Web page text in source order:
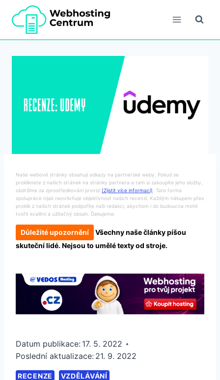
Přeskočit
obsah
Naše webové stránky obsahují odkazy na partnerské weby. Pokud se
prokliknete z našich stránek na stránky partnera a tam si zakoupíte jeho služby,
obdržíme za zprostředkování provizi (Zjistit více informací) . Tato forma
spolupráce nijak neovlivňuje objektivnost našich recenzí. Každým nákupem přes
proklik z našich stránek podpoříte naši redakci, abychom i do budoucna mohli
tvořit kvalitní a užitečný obsah. Ďekujeme.
Důležité upozornění
Všechny naše články píšou
skuteční lidé. Nejsou to umělé texty od stroje.
Datum publikace: 17. 5. 2022
Poslední aktualizace: 21. 9. 2022
RECENZE VZDĚLÁVÁNÍ